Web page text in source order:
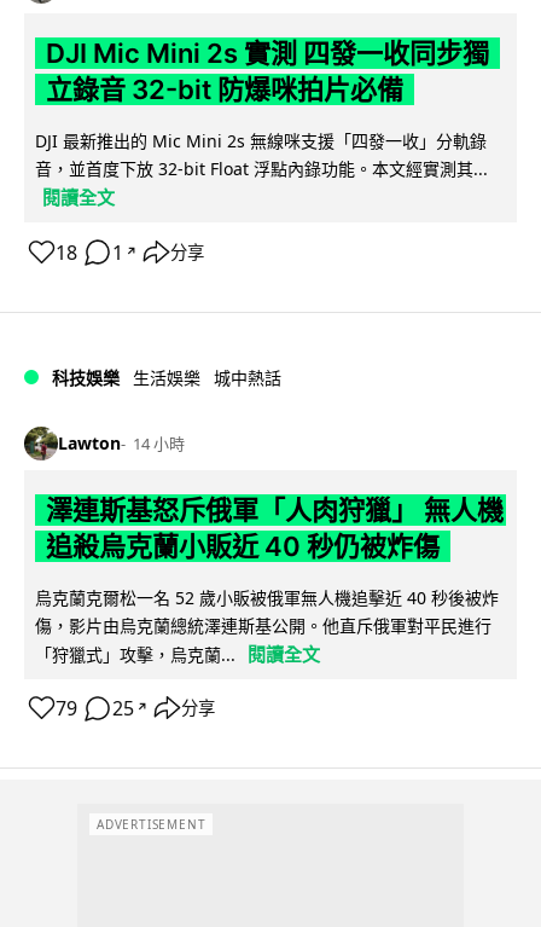
DJI Mic Mini 2s 實測 四發一收同步獨
立錄音 32-bit 防爆咪拍片必備
DJI 最新推出的 Mic Mini 2s 無線咪支援「四發一收」分軌錄
音，並首度下放 32-bit Float 浮點內錄功能。本文經實測其...
閱讀全文
18 1 ↗ 分享
科技娛樂 生活娛樂 城中熱話
Lawton 14 小時
澤連斯基怒斥俄軍「人肉狩獵」 無人機
追殺烏克蘭小販近 40 秒仍被炸傷
烏克蘭克爾松一名 52 歲小販被俄軍無人機追擊近 40 秒後被炸
傷，影片由烏克蘭總統澤連斯基公開。他直斥俄軍對平民進行
「狩獵式」攻擊，烏克蘭...
閱讀全文
79 25 ↗ 分享
ADVERTISEMENT